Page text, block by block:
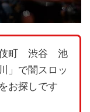
伎町 渋谷 池
で闇スロッ
お探しです